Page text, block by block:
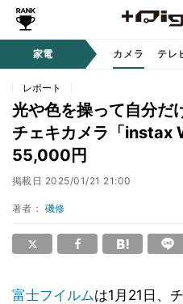
家電 カメラ テレ
レポート
光や色を操って自分
チェキカメラ「instax
55,000円
掲載日 2025/01/21 21:00
著者： 磯修
富士フイルムは1月21日、